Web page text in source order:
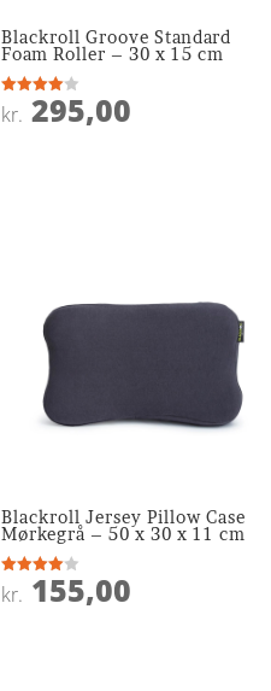
Blackroll Groove Standard
Foam Roller – 30 x 15 cm
Vurderet
4
kr. 295,00
Blackroll Jersey Pillow Case
Mørkegrå – 50 x 30 x 11 cm
Vurderet
4
kr. 155,00